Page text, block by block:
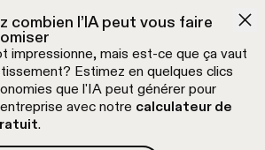
combien l’IA peut vous faire
impressionne, mais est-ce que ça vaut
Estimez en quelques clics
que l'IA peut générer pour
avec notre calculateur de
.